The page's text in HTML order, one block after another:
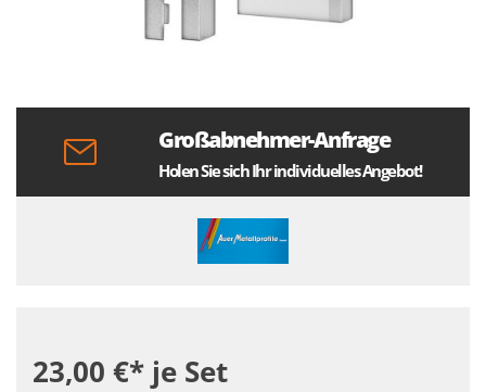
Großabnehmer-Anfrage
Holen Sie sich Ihr individuelles Angebot!
23,00 €* je Set